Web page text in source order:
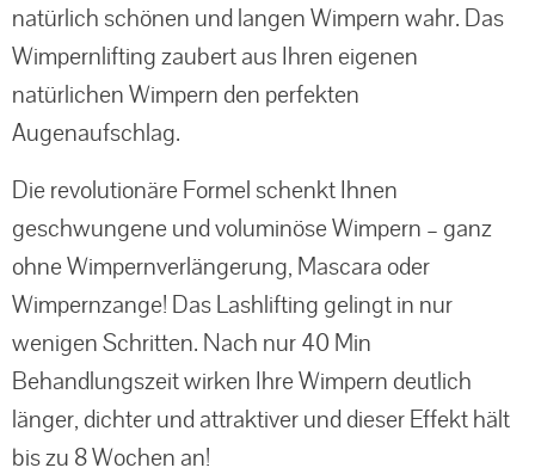
natürlich schönen und langen Wimpern wahr. Das
Wimpernlifting zaubert aus Ihren eigenen
natürlichen Wimpern den perfekten
Augenaufschlag.
Die revolutionäre Formel schenkt Ihnen
geschwungene und voluminöse Wimpern – ganz
ohne Wimpernverlängerung, Mascara oder
Wimpernzange! Das Lashlifting gelingt in nur
wenigen Schritten. Nach nur 40 Min
Behandlungszeit wirken Ihre Wimpern deutlich
länger, dichter und attraktiver und dieser Effekt hält
bis zu 8 Wochen an!
Venus Viva™
Age Element